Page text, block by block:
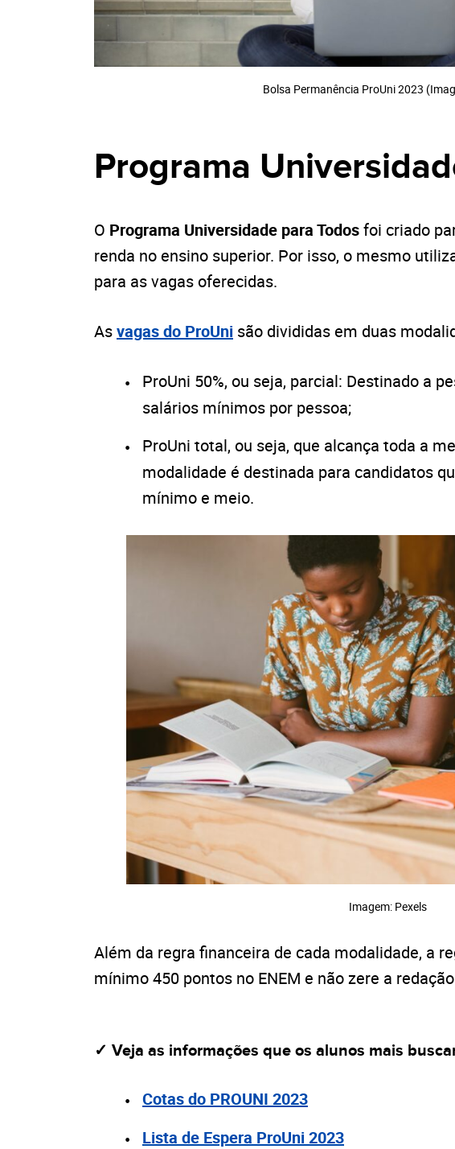
Bolsa Permanência ProUni 2023
Programa
O Programa Universidade para Todosfoi criado
renda no ensino superior. Por isso, o mesmo
para as vagas oferecidas.
Asvagas do ProUni são divididas em duas
ProUni 50%, ou seja, parcial: Destinado a
salários mínimos por pessoa;
ProUni total, ou seja, que alcança toda a
modalidade é destinada para candidatos
mínimo e meio.
Imagem: Pexels
Além da regra financeira de cada modalidade, a
mínimo 450 pontos no ENEM e não zere a
✓ Veja as informações que os alunos mais
Cotas do PROUNI 2023
Lista de Espera ProUni 2023